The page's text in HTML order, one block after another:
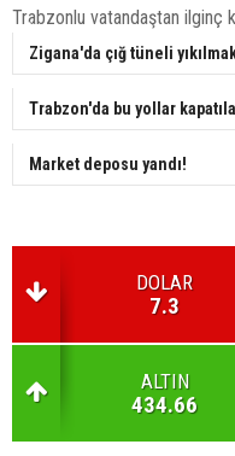
Trabzonlu vatandaştan ilginç
Zigana'da çığ tüneli
Trabzon'da bu yollar
Market deposu yandı!
DOLAR
7.3
ALTIN
434.66